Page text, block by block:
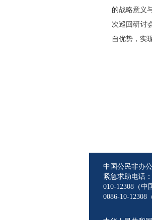
的战略意义
次巡回研讨
自优势，实
中国公民非办
紧急求助电话：
010-12308（中
0086-10-12308